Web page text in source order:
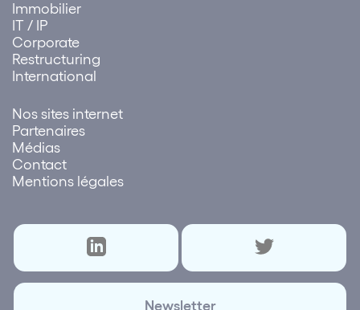
Immobilier
IT / IP
Corporate
Restructuring
International
Nos sites internet
Partenaires
Médias
Contact
Mentions légales
Newsletter